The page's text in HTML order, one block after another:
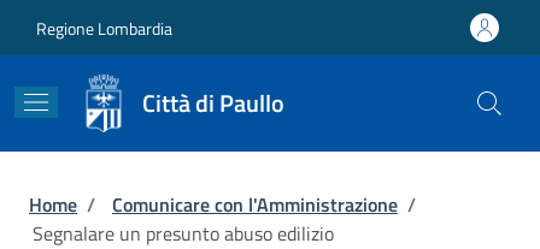
Regione Lombardia
Città di Paullo
Briciole di pane
Home / Comunicare con l'Amministrazione /
Segnalare un presunto abuso edilizio